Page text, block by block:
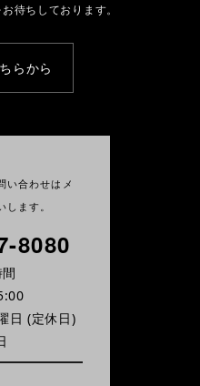
待ちしております。
らから
い合わせはメ
します。
8080
間
日 (定休日)